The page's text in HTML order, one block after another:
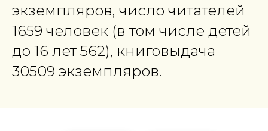
экземпляров, число читателей
1659 человек (в том числе детей
до 16 лет 562), книговыдача
30509 экземпляров.